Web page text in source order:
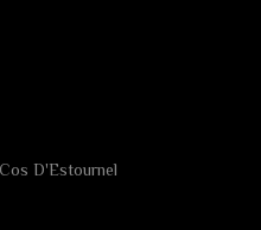
D'Estournel